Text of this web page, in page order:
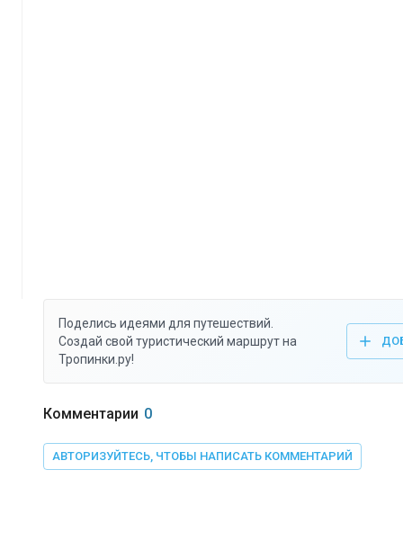
Поделись идеями для путешествий.
Создай свой туристический маршрут на
Тропинки.ру!
Комментарии 0
АВТОРИЗУЙТЕСЬ, ЧТОБЫ НАПИСАТЬ КОММЕНТАРИЙ